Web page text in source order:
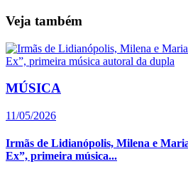
Veja também
MÚSICA
11/05/2026
Irmãs de Lidianópolis, Milena e
Ex”, primeira música...